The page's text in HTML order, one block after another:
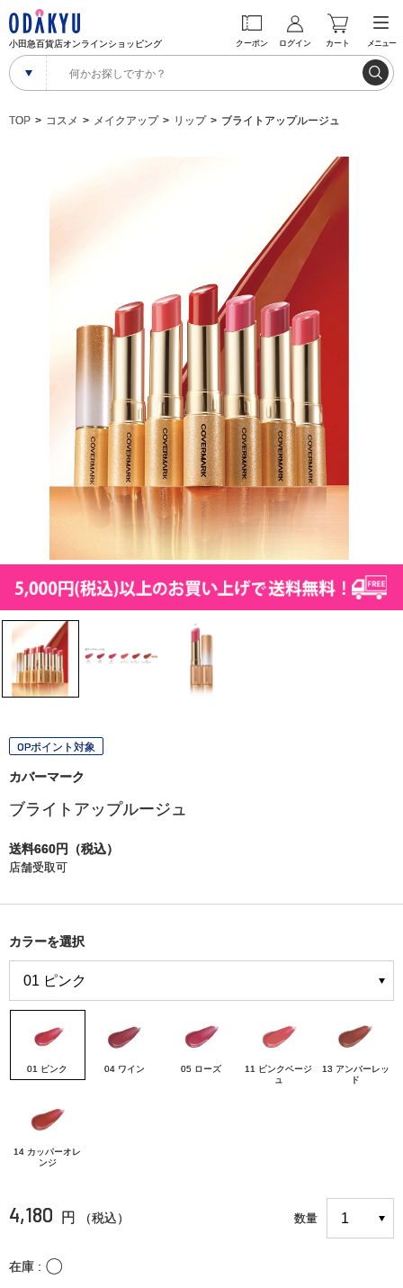
小田急百貨店オンラインショッピング クーポン ログイン カート メニュー
TOP コスメ メイクアップ リップ ブライトアップルージュ
OPポイント対象
カバーマーク
ブライトアップルージュ
送料660円（税込）
店舗受取可
カラーを選択
01 ピンク 04 ワイン 05 ローズ
11 ピンクベージ
ュ
13 アンバーレッ
ド
14 カッパーオレ
ンジ
4,180 円 （税込） 数量
在庫 〇